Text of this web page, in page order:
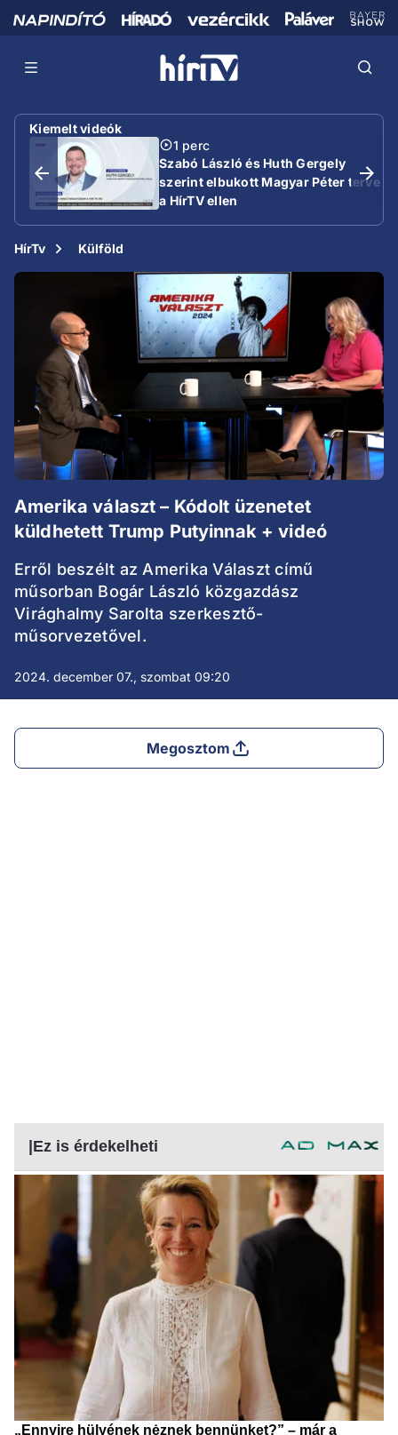
Kiemelt videók
1 perc
Szabó László és Huth Gergely
szerint elbukott Magyar Péter terve
a HírTV ellen
HírTv Külföld
Amerika választ – Kódolt üzenetet
küldhetett Trump Putyinnak + videó
Erről beszélt az Amerika Választ című
műsorban Bogár László közgazdász
Virághalmy Sarolta szerkesztő-
műsorvezetővel.
2024. december 07., szombat 09:20
Megosztom